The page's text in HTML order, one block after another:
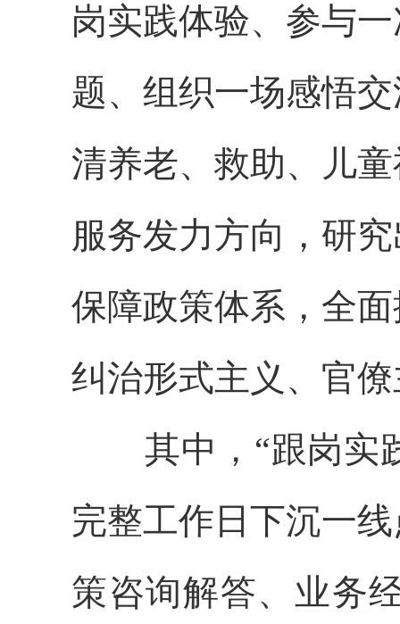
岗实践体验、参与
题、组织一场感悟
清养老、救助、儿
服务发力方向，研
保障政策体系，全
纠治形式主义、官
其中，“跟岗实
完整工作日下沉一
策咨询解答、业务